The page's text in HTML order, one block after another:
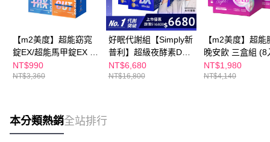
【m2美度】超能窈窕
錠EX/超能馬甲錠EX 買
1送1組(30錠/任選2盒)
NT$990
NT$3,360
好眠代謝組【Simply新
普利】超級夜酵素DX
100錠/盒x3盒 木村拓
哉 代言(日韓雙GABA
NT$6,680
NT$16,800
【m2美度】超能
晚安飲 三盒組 (8
NT$1,980
NT$4,140
本分類熱銷全站排行